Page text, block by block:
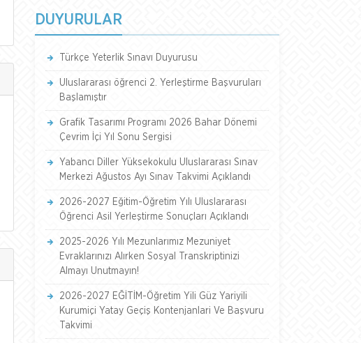
DUYURULAR
Türkçe Yeterlik Sınavı Duyurusu
Uluslararası öğrenci 2. Yerleştirme Başvuruları
Başlamıştır
Grafik Tasarımı Programı 2026 Bahar Dönemi
Çevrim İçi Yıl Sonu Sergisi
Yabancı Diller Yüksekokulu Uluslararası Sınav
Merkezi Ağustos Ayı Sınav Takvimi Açıklandı
2026-2027 Eğitim-Öğretim Yılı Uluslararası
Öğrenci Asil Yerleştirme Sonuçları Açıklandı
2025-2026 Yılı Mezunlarımız Mezuniyet
Evraklarınızı Alırken Sosyal Transkriptinizi
Almayı Unutmayın!
2026-2027 EĞİTİM-Öğretim Yili Güz Yariyili
Kurumiçi Yatay Geçiş Kontenjanlari Ve Başvuru
Takvimi